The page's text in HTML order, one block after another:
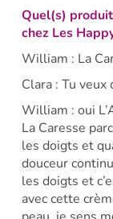
Quel(s)
chez Les
William : La
Clara : Tu veux
William : oui
La Caresse
les doigts et
douceur
les doigts et
avec cette